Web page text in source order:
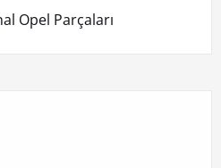
Opel Parçaları